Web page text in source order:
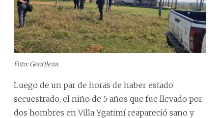
Foto: Gentileza.
Luego de un par de horas de haber estado
secuestrado, el niño de 5 años que fue llevado por
dos hombres en Villa Ygatimí reapareció sano y